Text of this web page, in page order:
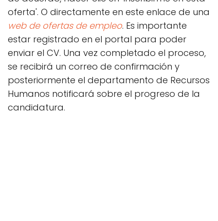
oferta'. O directamente en este enlace de una
web de ofertas de empleo. Es importante
estar registrado en el portal para poder
enviar el CV. Una vez completado el proceso,
se recibirá un correo de confirmación y
posteriormente el departamento de Recursos
Humanos notificará sobre el progreso de la
candidatura.